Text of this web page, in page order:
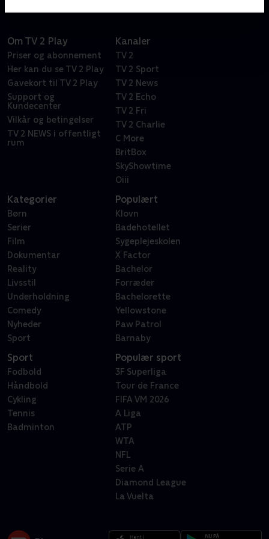
Om TV 2 Play
Priser og abonnement
Her kan du se TV 2 Play
Gavekort til TV 2 Play
Support og
Kundecenter
Vilkår og betingelser
TV 2 NEWS i offentligt
rum
Kanaler
TV 2
TV 2 Sport
TV 2 News
TV 2 Echo
TV 2 Fri
TV 2 Charlie
C More
BritBox
SkyShowtime
Oiii
Kategorier
Børn
Serier
Film
Dokumentar
Reality
Livsstil
Underholdning
Comedy
Nyheder
Sport
Populært
Klovn
Badehotellet
Sygeplejeskolen
X Factor
Bachelor
Forræder
Bachelorette
Yellowstone
Paw Patrol
Barnaby
Sport
Fodbold
Håndbold
Cykling
Tennis
Badminton
Populær sport
3F Superliga
Tour de France
FIFA VM 2026
A Liga
ATP
WTA
NFL
Serie A
Diamond League
La Vuelta